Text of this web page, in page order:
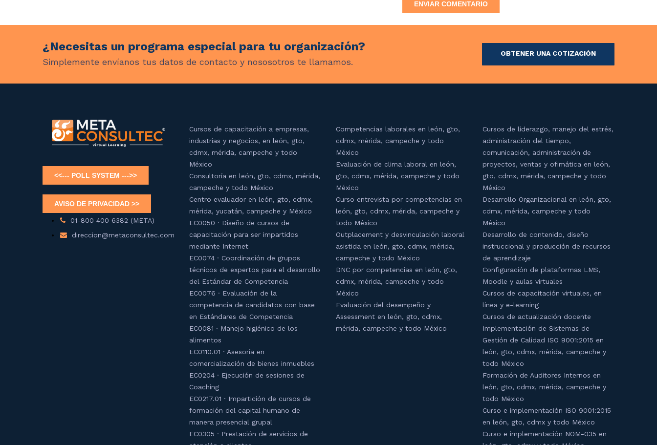
¿Necesitas un programa especial para tu organización?
Simplemente envíanos tus datos de contacto y nososotros te llamamos.
OBTENER UNA COTIZACIÓN
01-800 400 6382 (META)
direccion@metaconsultec.com
Cursos de capacitación a empresas,
industrias y negocios, en león, gto,
cdmx, mérida, campeche y todo
México
Consultoría en león, gto, cdmx, mérida,
campeche y todo México
Centro evaluador en león, gto, cdmx,
mérida, yucatán, campeche y México
EC0050 · Diseño de cursos de
capacitación para ser impartidos
mediante Internet
EC0074 · Coordinación de grupos
técnicos de expertos para el desarrollo
del Estándar de Competencia
EC0076 · Evaluación de la
competencia de candidatos con base
en Estándares de Competencia
EC0081 · Manejo higiénico de los
alimentos
EC0110.01 · Asesoría en
comercialización de bienes inmuebles
EC0204 · Ejecución de sesiones de
Coaching
EC0217.01 · Impartición de cursos de
formación del capital humano de
manera presencial grupal
EC0305 · Prestación de servicios de
Competencias laborales en león, gto,
cdmx, mérida, campeche y todo
México
Evaluación de clima laboral en león,
gto, cdmx, mérida, campeche y todo
México
Curso entrevista por competencias en
león, gto, cdmx, mérida, campeche y
todo México
Outplacement y desvinculación laboral
asistida en león, gto, cdmx, mérida,
campeche y todo México
DNC por competencias en león, gto,
cdmx, mérida, campeche y todo
México
Evaluación del desempeño y
Assessment en león, gto, cdmx,
mérida, campeche y todo México
Cursos de liderazgo, manejo del estrés,
administración del tiempo,
comunicación, administración de
proyectos, ventas y ofimática en león,
gto, cdmx, mérida, campeche y todo
México
Desarrollo Organizacional en león, gto,
cdmx, mérida, campeche y todo
México
Desarrollo de contenido, diseño
instruccional y producción de recursos
de aprendizaje
Configuración de plataformas LMS,
Moodle y aulas virtuales
Cursos de capacitación virtuales, en
línea y e-learning
Cursos de actualización docente
Implementación de Sistemas de
Gestión de Calidad ISO 9001:2015 en
león, gto, cdmx, mérida, campeche y
todo México
Formación de Auditores Internos en
león, gto, cdmx, mérida, campeche y
todo México
Curso e implementación ISO 9001:2015
en león, gto, cdmx y todo México
Curso e implementación NOM-035 en